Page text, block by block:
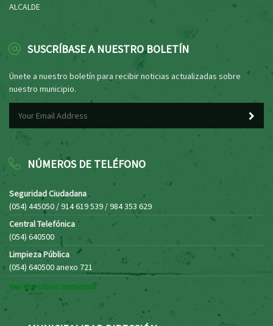
ALCALDE
SUSCRÍBASE A NUESTRO BOLETÍN
Únete a nuestro boletín para recibir noticias actualizadas sobre
nuestro municipio.
NÚMEROS DE TELÉFONO
Seguridad Ciudadana
(054) 445050 / 914 619 539 / 984 353 629
Central Telefónica
(054) 640500
Limpieza Pública
(054) 640500 anexo 721
Ver directorio municipal